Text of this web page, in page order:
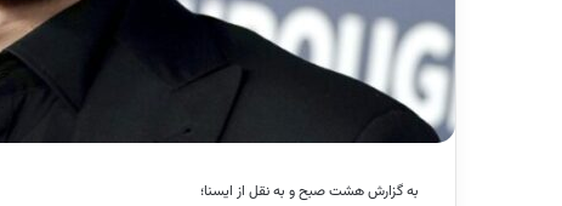
به گزارش هشت صبح و به نقل از ایسنا؛